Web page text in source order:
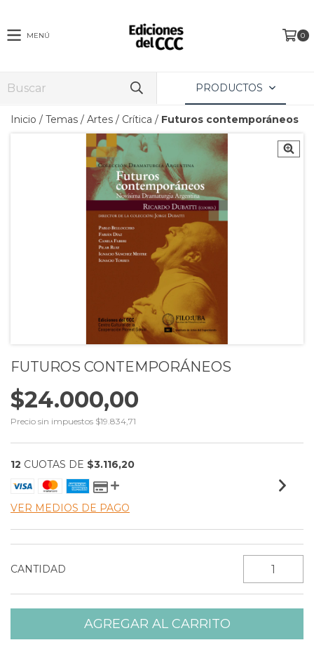
MENÚ 0
PRODUCTOS
Inicio / Temas / Artes / Crítica / Futuros contemporáneos
FUTUROS CONTEMPORÁNEOS
$24.000,00
Precio sin impuestos $19.834,71
12 CUOTAS DE $3.116,20
VER MEDIOS DE PAGO
CANTIDAD